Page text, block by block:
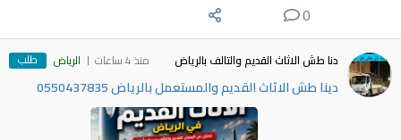
0
دنا طش الاثاث القديم والتالف بالرياض منذ 4 ساعات الرياض طلب
دينا طش الاثاث القديم والمستعمل بالرياض 0550437835